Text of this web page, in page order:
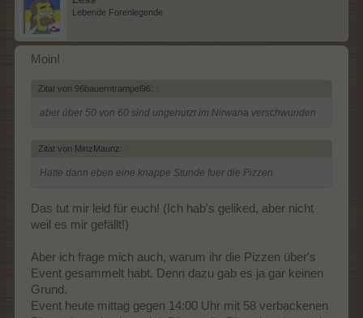
Lebende Forenlegende
Moin!
Zitat von 96bauerntrampel96: ↑
aber über 50 von 60 sind ungenutzt im Nirwana verschwunden
Zitat von MinzMaunz: ↑
Hatte dann eben eine knappe Stunde fuer die Pizzen.
Das tut mir leid für euch! (Ich hab's geliked, aber nicht
weil es mir gefällt!)
Aber ich frage mich auch, warum ihr die Pizzen über's
Event gesammelt habt. Denn dazu gab es ja gar keinen
Grund.
Event heute mittag gegen 14:00 Uhr mit 58 verbackenen